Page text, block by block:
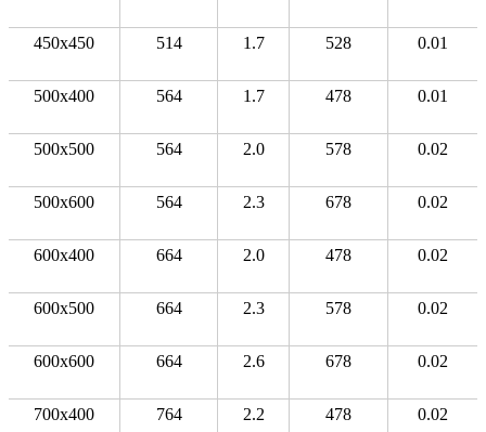
450x450 514 1.7 528 0.01
500x400 564 1.7 478 0.01
500x500 564 2.0 578 0.02
500x600 564 2.3 678 0.02
600x400 664 2.0 478 0.02
600x500 664 2.3 578 0.02
600x600 664 2.6 678 0.02
700x400 764 2.2 478 0.02